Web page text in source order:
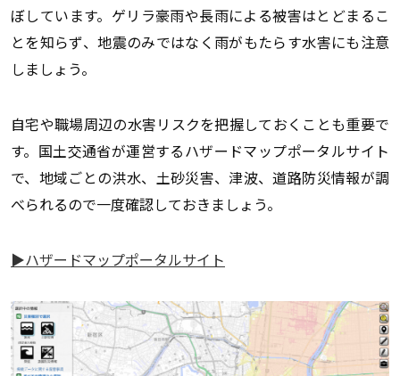
ぼしています。ゲリラ豪雨や長雨による被害はとどまるこ
とを知らず、地震のみではなく雨がもたらす水害にも注意
しましょう。
自宅や職場周辺の水害リスクを把握しておくことも重要で
す。国土交通省が運営するハザードマップポータルサイト
で、地域ごとの洪水、土砂災害、津波、道路防災情報が調
べられるので一度確認しておきましょう。
▶︎ハザードマップポータルサイト